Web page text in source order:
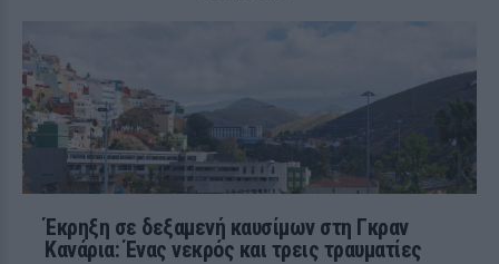
Έκρηξη σε δεξαμενή καυσίμων στη Γκραν
Κανάρια: Ένας νεκρός και τρεις τραυματίες